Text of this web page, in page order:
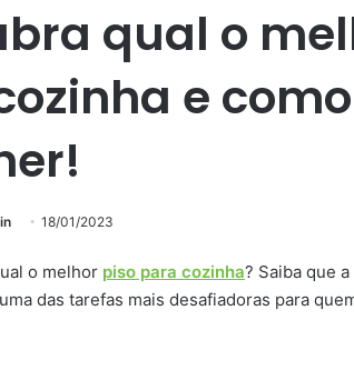
qual o
e como
18/01/2023
o melhor piso para cozinha? Saiba que
das tarefas mais desafiadoras para